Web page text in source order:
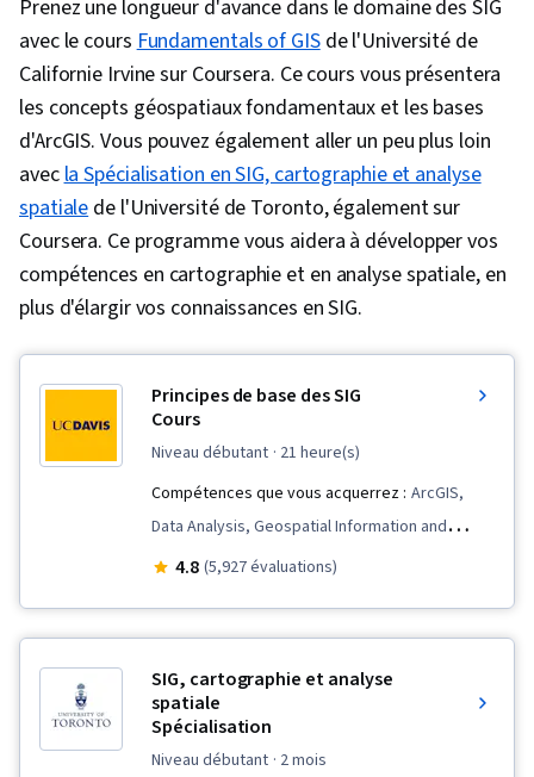
Prenez une longueur d'avance dans le domaine des SIG
avec le coursFundamentals of GISde l'Université de
Californie Irvine sur Coursera. Ce cours vous présentera
les concepts géospatiaux fondamentaux et les bases
d'ArcGIS. Vous pouvez également aller un peu plus loin
avecla Spécialisation en SIG, cartographie et analyse
spatialede l'Université de Toronto, également sur
Coursera. Ce programme vous aidera à développer vos
compétences en cartographie et en analyse spatiale, en
plus d'élargir vos connaissances en SIG.
Principes de base des SIG
Cours
niveau débutant · 21 heure(s)
Compétences que vous acquerrez : ArcGIS,
Data Analysis, Geospatial Information and
Technology, Data Quality, Metadata
Visualization Software, Data Visualization, GIS
Software
4.8 (5,927 évaluations)
SIG, cartographie et analyse
spatiale
Spécialisation
niveau débutant · 2 mois